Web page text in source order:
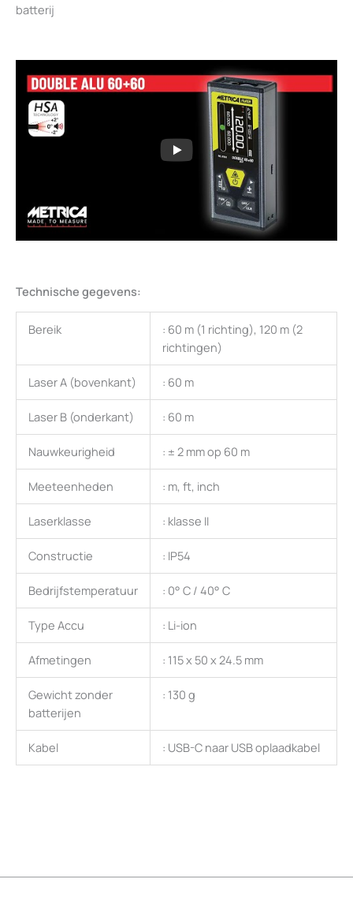
batterij
Technische gegevens:
Bereik
: 60 m (1 richting), 120 m (2
richtingen)
Laser A (bovenkant) : 60 m
Laser B (onderkant) : 60 m
Nauwkeurigheid : ± 2 mm op 60 m
Meeteenheden : m, ft, inch
Laserklasse : klasse II
Constructie : IP54
Bedrijfstemperatuur : 0° C / 40° C
Type Accu : Li-ion
Afmetingen : 115 x 50 x 24.5 mm
Gewicht zonder
batterijen
: 130 g
Kabel : USB-C naar USB oplaadkabel